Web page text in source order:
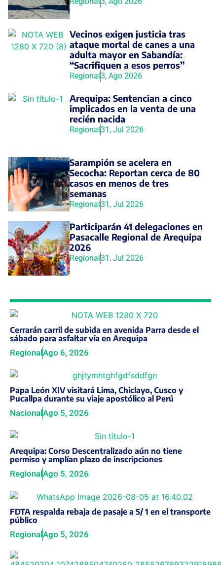
Vecinos exigen justicia tras
ataque mortal de canes a una
adulta mayor en Sabandía:
“Sacrifiquen a esos perros”
Regional3, Ago 2026
Arequipa: Sentencian a cinco
implicados en la venta de una
recién nacida
Regional31, Jul 2026
Sarampión se acelera en
Secocha: Reportan cerca de 80
casos en menos de tres
semanas
Regional31, Jul 2026
Participarán 41 delegaciones en
Pasacalle Regional de Arequipa
2026
Regional31, Jul 2026
Cerrarán carril de subida en avenida Parra desde el
sábado para asfaltar vía en Arequipa
RegionalAgo 6, 2026
Papa León XIV visitará Lima, Chiclayo, Cusco y
Pucallpa durante su viaje apostólico al Perú
Nacional Ago 5, 2026
Arequipa: Corso Descentralizado aún no tiene
permiso y amplían plazo de inscripciones
Regional Ago 5, 2026
FDTA respalda rebaja de pasaje a S/ 1 en el transporte
público
RegionalAgo 5, 2026